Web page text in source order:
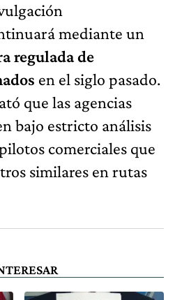
mediante un
regulada de
en el siglo pasado.
que las agencias
bajo estricto análisis
comerciales que
similares en rutas